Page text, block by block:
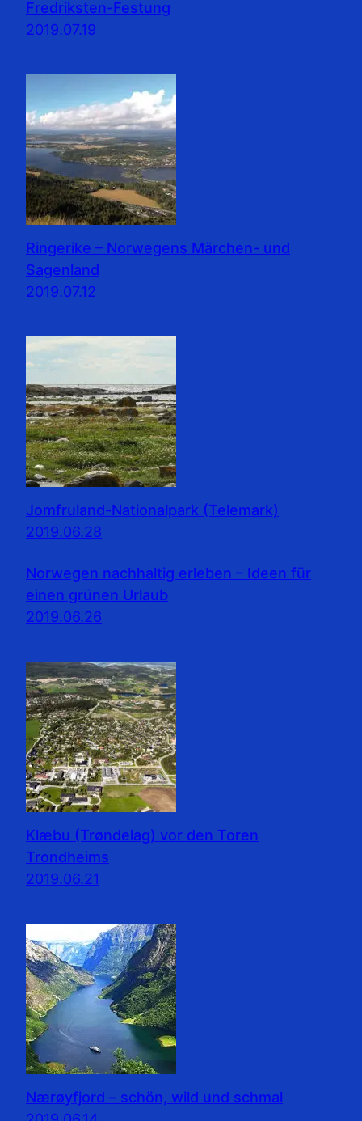
Fredriksten-Festung
2019.07.19
Ringerike – Norwegens Märchen- und
Sagenland
2019.07.12
Jomfruland-Nationalpark (Telemark)
2019.06.28
Norwegen nachhaltig erleben – Ideen für
einen grünen Urlaub
2019.06.26
Klæbu (Trøndelag) vor den Toren
Trondheims
2019.06.21
Nærøyfjord – schön, wild und schmal